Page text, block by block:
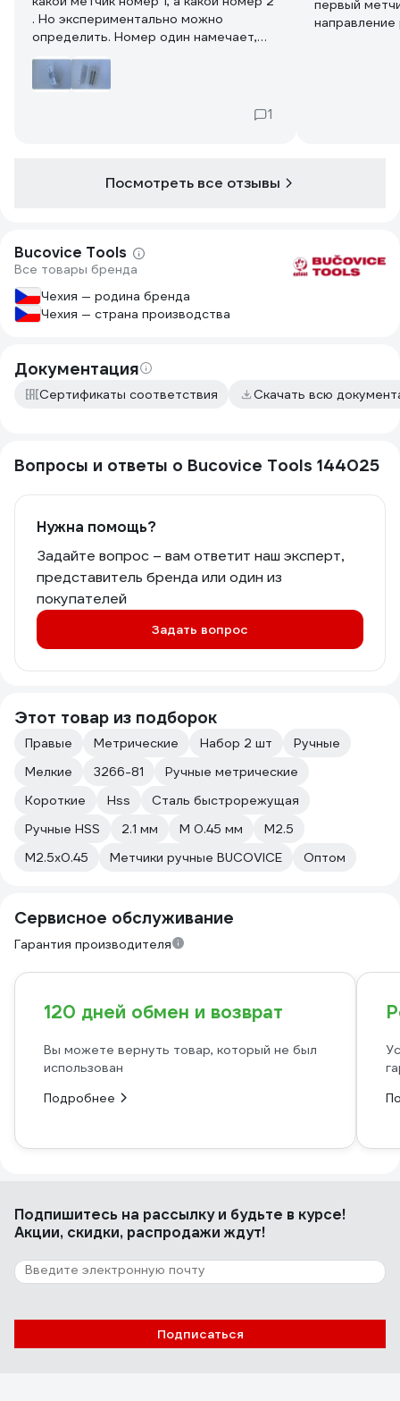
. Но экспериментально можно
определить. Номер один намечает,
1
первый
направление
Возможно,
Я купил бы
Посмотреть все отзывы
Bucovice Tools
Все товары бренда
Чехия — родина бренда
Чехия — страна производства
Документация
Сертификаты соответствия Скачать всю
Вопросы и ответы о Bucovice Tools 144025
Нужна помощь?
Задайте вопрос – вам ответит наш эксперт,
представитель бренда или один из
покупателей
Задать вопрос
Этот товар из подборок
Правые Метрические Набор 2 шт
Ручные
Мелкие
3266-81
Ручные метрические
Короткие
Hss
Сталь быстрорежущая
Ручные HSS
2.1 мм М 0.45 мм
М2.5
М2.5х0.45
Метчики ручные BUCOVICE Оптом
Сервисное обслуживание
Гарантия производителя
120 дней обмен и возврат
Вы можете вернуть товар, который не был
использован
Подробнее
Подпишитесь на рассылкуи будьте в курсе!
Акции, скидки, распродажи ждут!
Подписаться